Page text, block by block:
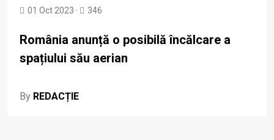
01 Oct 2023 · 346
România anunță o posibilă încălcare a
spațiului său aerian
By REDACȚIE